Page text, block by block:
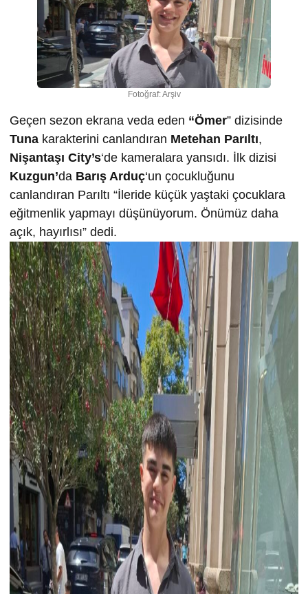
Fotoğraf: Arşiv
Geçen sezon ekrana veda eden “Ömer” dizisinde
Tuna karakterini canlandıran Metehan Parıltı,
Nişantaşı City’s‘de kameralara yansıdı. İlk dizisi
Kuzgun’da Barış Arduç‘un çocukluğunu
canlandıran Parıltı “İleride küçük yaştaki çocuklara
eğitmenlik yapmayı düşünüyorum. Önümüz daha
açık, hayırlısı” dedi.